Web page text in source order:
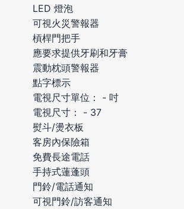
LED 燈泡
可視火災警報器
槓桿門把手
應要求提供牙刷和牙膏
震動枕頭警報器
點字標示
電視尺寸單位： - 吋
電視尺寸： - 37
熨斗/燙衣板
客房內保險箱
免費長途電話
手持式蓮蓬頭
門鈴/電話通知
可視門鈴/訪客通知